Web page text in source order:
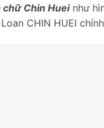
chữ Chin Hueinhư
CHIN HUEI